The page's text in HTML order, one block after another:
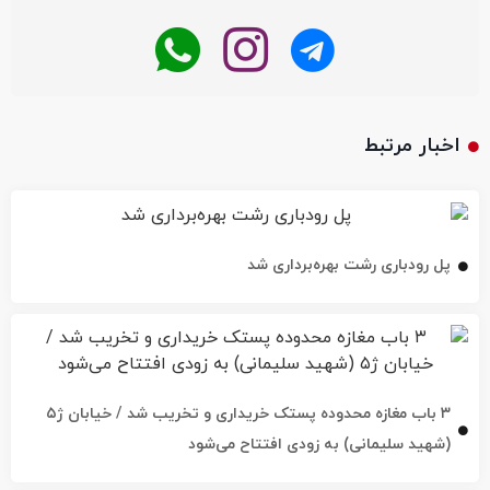
اخبار مرتبط
پل رودباری رشت بهره‌برداری شد
۳ باب مغازه محدوده پستک خریداری و تخریب شد / خیابان ژ۵
(شهید سلیمانی) به زودی افتتاح می‌شود